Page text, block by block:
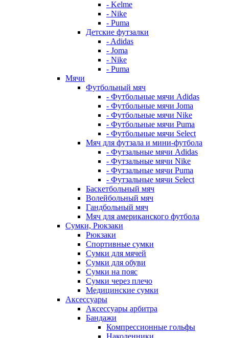
- Kelme
- Nike
- Puma
Детские футзалки
- Adidas
- Joma
- Nike
- Puma
Мячи
Футбольный мяч
- Футбольные мячи Adidas
- Футбольные мячи Joma
- Футбольные мячи Nike
- Футбольные мячи Puma
- Футбольные мячи Select
Мяч для футзала и мини-футбола
- Футзальные мячи Adidas
- Футзальные мячи Nike
- Футзальные мячи Puma
- Футзальные мячи Select
Баскетбольный мяч
Волейбольный мяч
Гандбольный мяч
Мяч для американского футбола
Сумки, Рюкзаки
Рюкзаки
Спортивные сумки
Сумки для мячей
Сумки для обуви
Сумки на пояс
Сумки через плечо
Медицинские сумки
Аксессуары
Аксессуары арбитра
Бандажи
Компрессионные гольфы
Наколенники